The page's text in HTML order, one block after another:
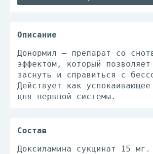
Описание
Донормил – препарат со
эффектом, который позволяет
заснуть и справиться с
Действует как
для нервной системы.
Состав
Доксиламина сукцинат 15 мг.